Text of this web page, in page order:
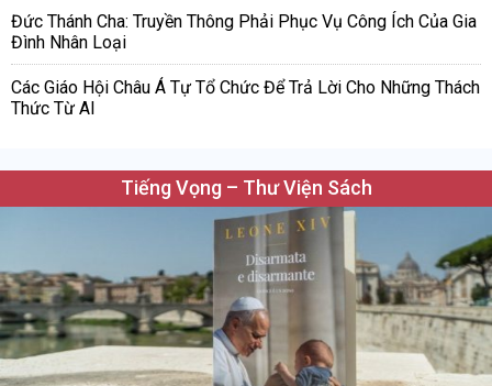
Đức Thánh Cha: Truyền Thông Phải Phục Vụ Công Ích Của Gia
Đình Nhân Loại
Các Giáo Hội Châu Á Tự Tổ Chức Để Trả Lời Cho Những Thách
Thức Từ AI
Tiếng Vọng – Thư Viện Sách